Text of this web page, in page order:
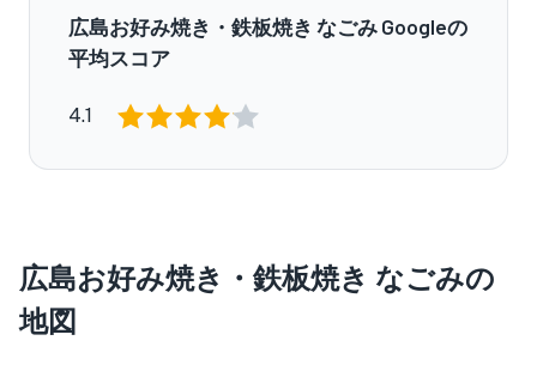
広島お好み焼き・鉄板焼き なごみ Googleの
平均スコア
4.1
広島お好み焼き・鉄板焼き なごみの
地図